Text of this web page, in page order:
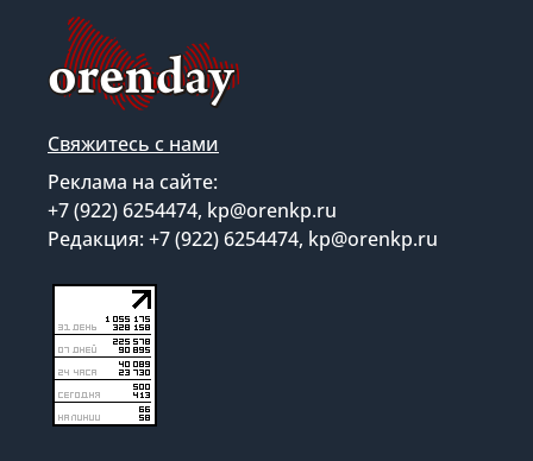
Свяжитесь с нами
Реклама на сайте:
+7 (922) 6254474, kp@orenkp.ru
Редакция: +7 (922) 6254474, kp@orenkp.ru